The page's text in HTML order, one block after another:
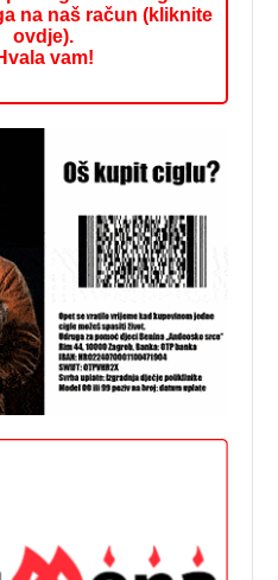
na naš račun (kliknite
ovdje).
vam!